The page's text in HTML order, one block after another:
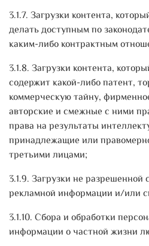
3.1.7. Загрузки контента,
делать доступным по
каким-либо контрактным
3.1.8. Загрузки контента,
содержит какой-либо патент,
коммерческую тайну,
авторские и смежные с ними
права на результаты
принадлежащие или
третьими лицами;
3.1.9. Загрузки не
рекламной информации и/или
3.1.10. Сбора и обработки
информации о частной жизни